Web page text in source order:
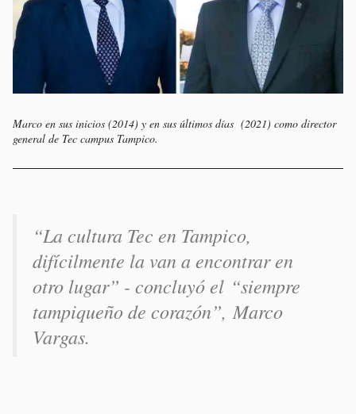
Marco en sus inicios (2014) y en sus últimos días (2021) como director
general de Tec campus Tampico.
“La cultura Tec en Tampico,
difícilmente la van a encontrar en
otro lugar” - concluyó el “siempre
tampiqueño de corazón”, Marco
Vargas.